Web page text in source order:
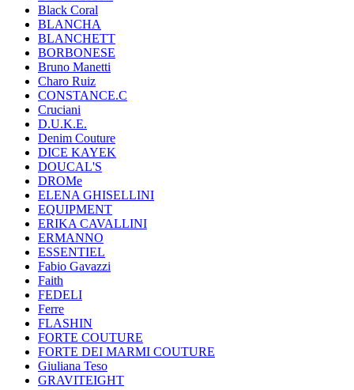
Black Coral
BLANCHA
BLANCHETT
BORBONESE
Bruno Manetti
Charo Ruiz
CONSTANCE.C
Cruciani
D.U.K.E.
Denim Couture
DICE KAYEK
DOUCAL'S
DROMe
ELENA GHISELLINI
EQUIPMENT
ERIKA CAVALLINI
ERMANNO
ESSENTIEL
Fabio Gavazzi
Faith
FEDELI
Ferre
FLASHIN
FORTE COUTURE
FORTE DEI MARMI COUTURE
Giuliana Teso
GRAVITEIGHT